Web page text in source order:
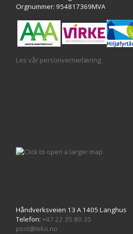
Orgnummer: 954817369MVA
Les vår personvernerlæring
Håndverksveien 13 A 1405 Langhus
Telefon: +47 22 35 80 35
post@leko.no